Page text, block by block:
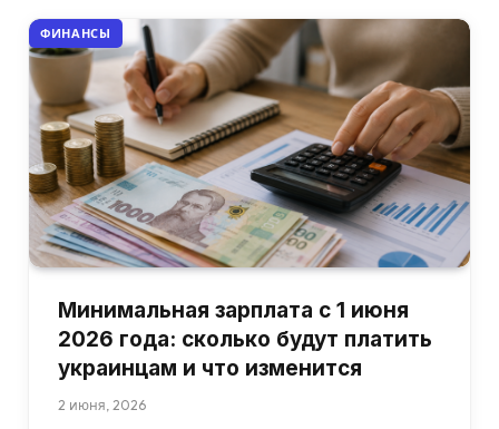
ФИНАНСЫ
Минимальная зарплата с 1 июня
2026 года: сколько будут платить
украинцам и что изменится
2 июня, 2026